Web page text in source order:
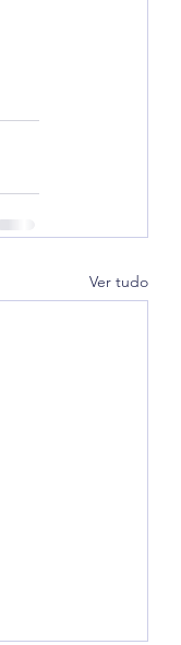
Ver tudo